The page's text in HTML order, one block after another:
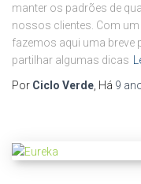
manter os padrões de
nossos clientes. Com
fazemos aqui uma breve
partilhar algumas dicas
Por Ciclo Verde, Há 9